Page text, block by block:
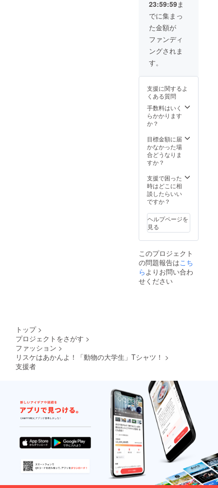
いたしま
す。
23:59:59ま
でに集まっ
た金額が
ファンディ
ングされま
す。
支援に関するよ
くある質問
手数料はいく
らかかります
か？
目標金額に届
かなかった場
合どうなりま
すか？
支援で困った
時はどこに相
談したらいい
ですか？
ヘルプページを
見る
このプロジェクト
の問題報告はこち
らよりお問い合わ
せください
トップ >
プロジェクトをさがす >
ファッション >
リスケはあかんよ！「動物の大学生」Tシャツ！ >
支援者